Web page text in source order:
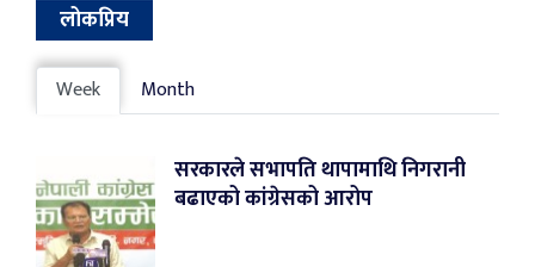
लोकप्रिय
Week Month
सरकारले सभापति थापामाथि निगरानी
बढाएको कांग्रेसको आरोप